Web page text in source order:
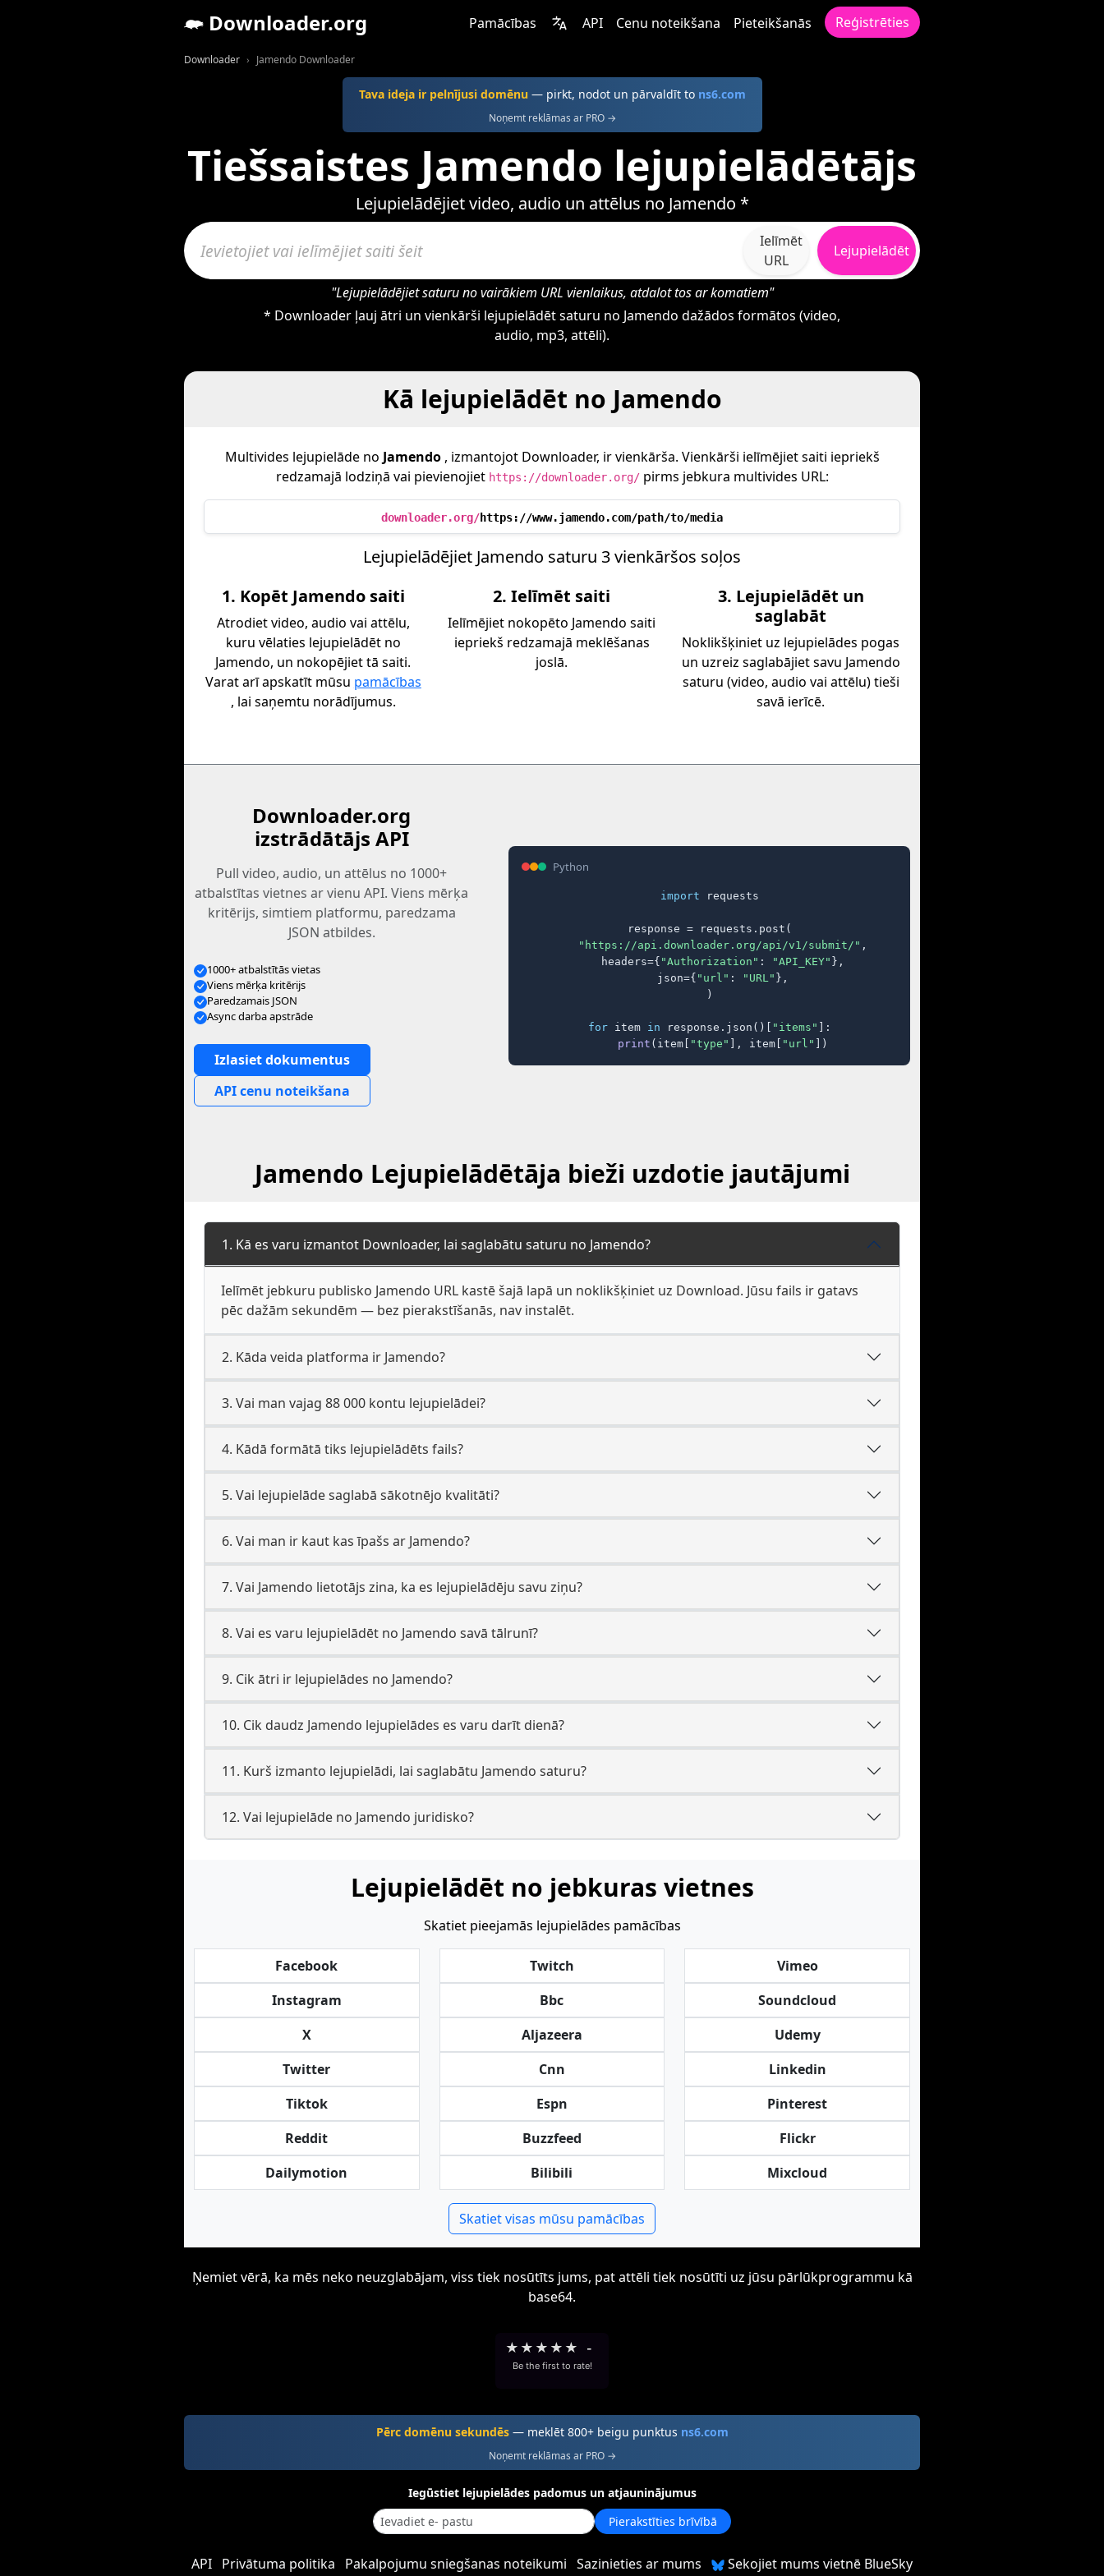
Downloader.org Pamācības API Cenu noteikšana Pieteikšanās Reģistrēties
Downloader Jamendo Downloader
Tava ideja ir pelnījusi domēnu— pirkt, nodot un pārvaldīt to ns6.com
Noņemt reklāmas ar PRO →
Tiešsaistes Jamendo lejupielādētājs
Lejupielādējiet video, audio un attēlus no Jamendo *
Ielīmēt
URL
Lejupielādēt
"Lejupielādējiet saturu no vairākiem URL vienlaikus, atdalot tos ar komatiem"
* Downloader ļauj ātri un vienkārši lejupielādēt saturu no Jamendo dažādos formātos (video,
audio, mp3, attēli).
Kā lejupielādēt no Jamendo
Multivides lejupielāde no Jamendo, izmantojot Downloader, ir vienkārša. Vienkārši ielīmējiet saiti iepriekš
redzamajā lodziņā vai pievienojiet https://downloader.org/pirms jebkura multivides URL:
downloader.org/https://www.jamendo.com/path/to/media
Lejupielādējiet Jamendo saturu 3 vienkāršos soļos
1. Kopēt Jamendo saiti
Atrodiet video, audio vai attēlu,
kuru vēlaties lejupielādēt no
Jamendo, un nokopējiet tā saiti.
Varat arī apskatīt mūsu pamācības
, lai saņemtu norādījumus.
2. Ielīmēt saiti
Ielīmējiet nokopēto Jamendo saiti
iepriekš redzamajā meklēšanas
joslā.
3. Lejupielādēt un
saglabāt
Noklikšķiniet uz lejupielādes pogas
un uzreiz saglabājiet savu Jamendo
saturu (video, audio vai attēlu) tieši
savā ierīcē.
Downloader.org
izstrādātājs API
Pull video, audio, un attēlus no 1000+
atbalstītas vietnes ar vienu API. Viens mērķa
kritērijs, simtiem platformu, paredzama
JSON atbildes.
1000+ atbalstītās vietas
Viens mērķa kritērijs
Paredzamais JSON
Async darba apstrāde
Izlasiet dokumentus
API cenu noteikšana
Python
import requests
response = requests.post(
"https://api.downloader.org/api/v1/submit/" ,
    headers={
"Authorization" : "API_KEY" },
    json={
"url" : "URL" },
)
for item in response.json()[ "items" ]:
print (item[ "type" ], item[ "url" ])
Jamendo Lejupielādētāja bieži uzdotie jautājumi
1. Kā es varu izmantot Downloader, lai saglabātu saturu no Jamendo?
Ielīmēt jebkuru publisko Jamendo URL kastē šajā lapā un noklikšķiniet uz Download. Jūsu fails ir gatavs
pēc dažām sekundēm — bez pierakstīšanās, nav instalēt.
2. Kāda veida platforma ir Jamendo?
3. Vai man vajag 88 000 kontu lejupielādei?
4. Kādā formātā tiks lejupielādēts fails?
5. Vai lejupielāde saglabā sākotnējo kvalitāti?
6. Vai man ir kaut kas īpašs ar Jamendo?
7. Vai Jamendo lietotājs zina, ka es lejupielādēju savu ziņu?
8. Vai es varu lejupielādēt no Jamendo savā tālrunī?
9. Cik ātri ir lejupielādes no Jamendo?
10. Cik daudz Jamendo lejupielādes es varu darīt dienā?
11. Kurš izmanto lejupielādi, lai saglabātu Jamendo saturu?
12. Vai lejupielāde no Jamendo juridisko?
Lejupielādēt no jebkuras vietnes
Skatiet pieejamās lejupielādes pamācības
Facebook
Instagram
X
Twitter
Tiktok
Reddit
Dailymotion
Twitch
Bbc
Aljazeera
Cnn
Espn
Buzzfeed
Bilibili
Vimeo
Soundcloud
Udemy
Linkedin
Pinterest
Flickr
Mixcloud
Skatiet visas mūsu pamācības
Ņemiet vērā, ka mēs neko neuzglabājam, viss tiek nosūtīts jums, pat attēli tiek nosūtīti uz jūsu pārlūkprogrammu kā
base64.
★ ★ ★ ★ ★ -
Be the first to rate!
Pērc domēnu sekundēs— meklēt 800+ beigu punktus ns6.com
Noņemt reklāmas ar PRO →
Iegūstiet lejupielādes padomus un atjauninājumus
Pierakstīties brīvībā
API Privātuma politika Pakalpojumu sniegšanas noteikumi Sazinieties ar mums Sekojiet mums vietnē BlueSky